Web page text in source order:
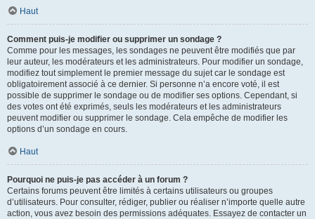
Haut
Comment puis-je modifier ou supprimer un sondage ?
Comme pour les messages, les sondages ne peuvent être modifiés que par
leur auteur, les modérateurs et les administrateurs. Pour modifier un sondage,
modifiez tout simplement le premier message du sujet car le sondage est
obligatoirement associé à ce dernier. Si personne n’a encore voté, il est
possible de supprimer le sondage ou de modifier ses options. Cependant, si
des votes ont été exprimés, seuls les modérateurs et les administrateurs
peuvent modifier ou supprimer le sondage. Cela empêche de modifier les
options d’un sondage en cours.
Haut
Pourquoi ne puis-je pas accéder à un forum ?
Certains forums peuvent être limités à certains utilisateurs ou groupes
d’utilisateurs. Pour consulter, rédiger, publier ou réaliser n’importe quelle autre
action, vous avez besoin des permissions adéquates. Essayez de contacter un